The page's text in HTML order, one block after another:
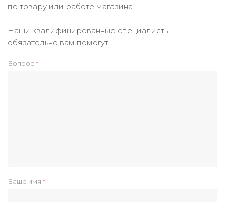
по товару или работе магазина.
Наши квалифицированные специалисты
обязательно вам помогут.
Вопрос *
Ваше имя *